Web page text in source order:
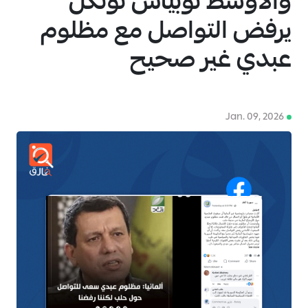
يرفض التواصل مع مظلوم
عبدي غير صحيح
Jan. 09, 2026